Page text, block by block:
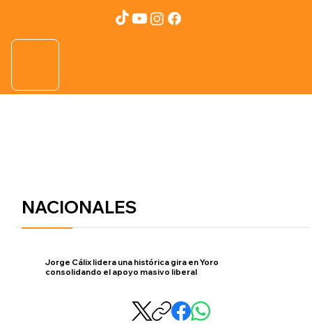
NACIONALES
Jorge Cálix lidera una histórica gira en Yoro
consolidando el apoyo masivo liberal